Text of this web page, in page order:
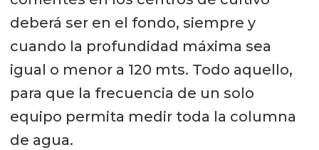
deberá ser en el fondo, siempre y
cuando la profundidad máxima sea
igual o menor a 120 mts. Todo aquello,
para que la frecuencia de un solo
equipo permita medir toda la columna
de agua.